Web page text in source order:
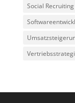
Social